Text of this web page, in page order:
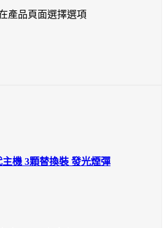
產品頁面選擇選項
機 3顆替換裝 發光煙彈